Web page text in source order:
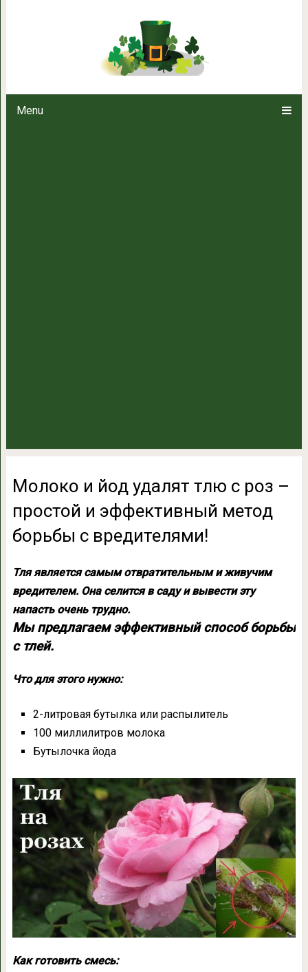
Menu
Молоко и йод удалят тлю с
метод борьбы с
Молоко и йод удалят тлю с роз –
простой и эффективный метод
борьбы с вредителями!
Тля является самым отвратительным и живучим
вредителем. Она селится в саду и вывести эту
напасть очень трудно.
Мы предлагаем эффективный способ борьбы
с тлей.
Что для этого нужно:
2-литровая бутылка или распылитель
100 миллилитров молока
Бутылочка йода
Как готовить смесь: